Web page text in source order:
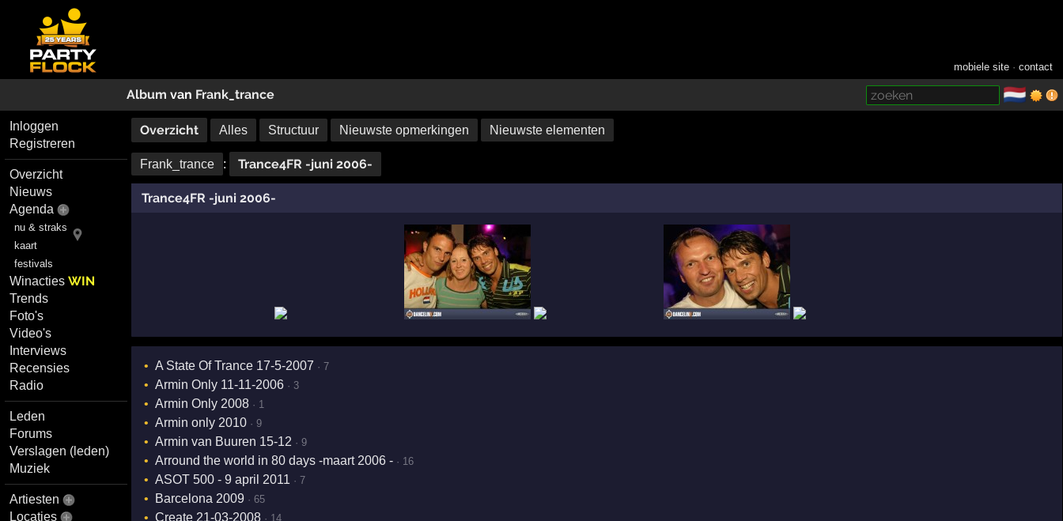
mobiele site ·contact
Album van Frank_trance 🇳🇱
Inloggen
Registreren
Overzicht
Nieuws
Agenda
nu & straks
kaart
festivals
WinactiesWIN
Trends
Foto's
Video's
Interviews
Recensies
Radio
Leden
Forums
Verslagen (leden)
Muziek
Artiesten
Locaties
Overzicht Alles Structuur Nieuwste opmerkingen Nieuwste elementen
Frank_trance : Trance4FR -juni 2006-
Trance4FR -juni 2006-
A State Of Trance 17-5-2007 · 7
Armin Only 11-11-2006 · 3
Armin Only 2008 · 1
Armin only 2010 · 9
Armin van Buuren 15-12 · 9
Arround the world in 80 days -maart 2006 - · 16
ASOT 500 - 9 april 2011 · 7
Barcelona 2009 · 65
Create 21-03-2008 · 14